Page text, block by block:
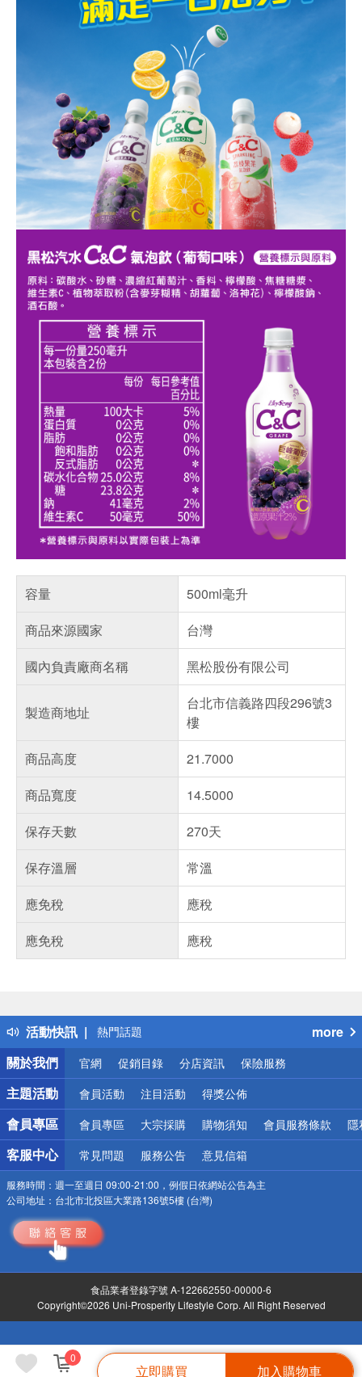
0
立即購買 加入購物車
容量
500ml毫升
商品來源國家
台灣
國內負責廠商名稱
黑松股份有限公司
製造商地址
台北市信義路四段296號3
樓
商品高度
21.7000
商品寬度
14.5000
保存天數
270天
保存溫層
常溫
應免稅
應稅
應免稅
應稅
活動快訊
得獎公告
熱門話題
銀行優惠
偏遠地區配送
詐騙網頁！請小心！
more
關於我們
官網 促銷目錄 分店資訊 保險服務
主題活動 會員活動 注目活動 得獎公佈
會員專區 會員專區 大宗採購 購物須知 會員服務條款 隱
客服中心 常見問題 服務公告 意見信箱
服務時間： 週一至週日 09:00-21:00，例假日依網站公告為主
公司地址： 台北市北投區大業路136號5樓 (台灣)
食品業者登錄字號 A-122662550-00000-6
Copyright©2026 Uni-Prosperity Lifestyle Corp. All Right Reserved